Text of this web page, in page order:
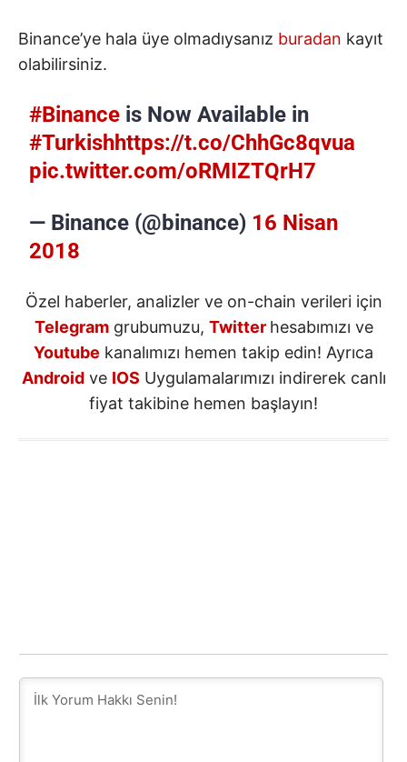
Binance’ye hala üye olmadıysanız buradan kayıt
olabilirsiniz.
#Binance is Now Available in
#Turkishhttps://t.co/ChhGc8qvua
pic.twitter.com/oRMIZTQrH7
— Binance (@binance) 16 Nisan
2018
Özel haberler, analizler ve on-chain verileri için
Telegramgrubumuzu, Twitter hesabımızı ve
Youtube kanalımızı hemen takip edin! Ayrıca
Androidve IOS Uygulamalarımızı indirerek canlı
fiyat takibine hemen başlayın!